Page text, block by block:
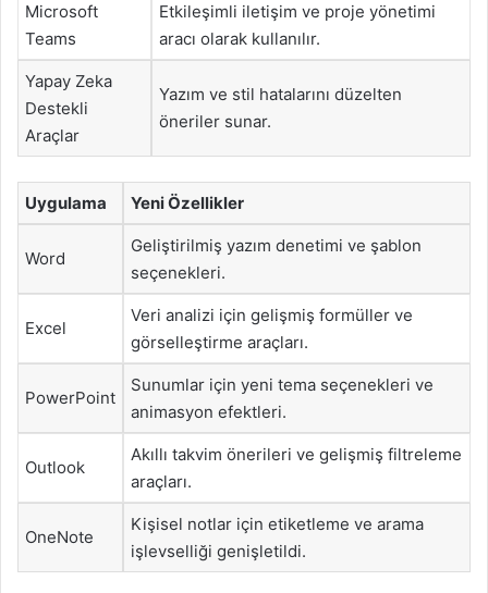
Microsoft
Teams
Etkileşimli iletişim ve proje yönetimi
aracı olarak kullanılır.
Yapay Zeka
Destekli
Araçlar
Yazım ve stil hatalarını düzelten
öneriler sunar.
Uygulama Yeni Özellikler
Word
Geliştirilmiş yazım denetimi ve şablon
seçenekleri.
Excel
Veri analizi için gelişmiş formüller ve
görselleştirme araçları.
PowerPoint
Sunumlar için yeni tema seçenekleri ve
animasyon efektleri.
Outlook
Akıllı takvim önerileri ve gelişmiş filtreleme
araçları.
OneNote
Kişisel notlar için etiketleme ve arama
işlevselliği genişletildi.